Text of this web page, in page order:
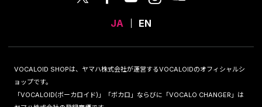
JA EN
VOCALOID SHOPは、ヤマハ株式会社が運営するVOCALOIDのオフィシャルシ
ョップです。
「VOCALOID(ボーカロイド)」「ボカロ」ならびに「VOCALO CHANGER」は